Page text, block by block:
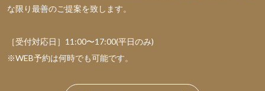
な限り最善のご提案を致します。
［受付対応日］11:00〜17:00(平日のみ)
※WEB予約は何時でも可能です。